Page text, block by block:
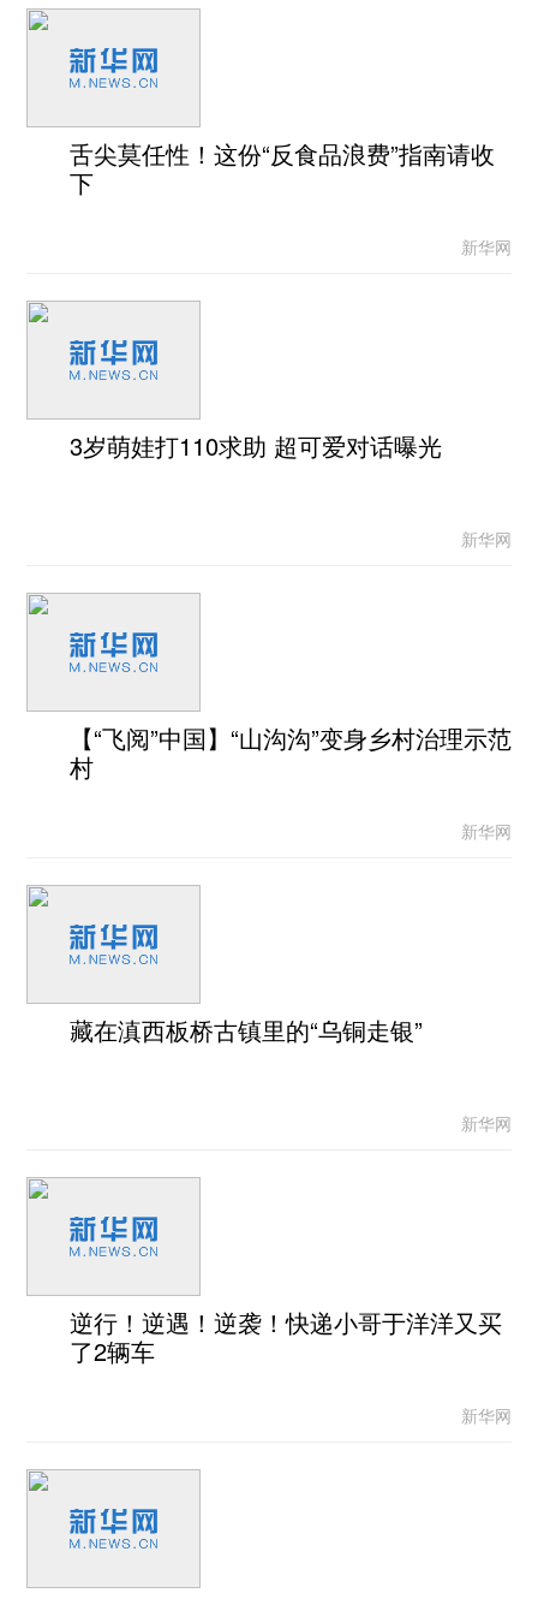
舌尖莫任性！这份“反食品浪费”指南请收
下
新华网
3岁萌娃打110求助 超可爱对话曝光
新华网
【“飞阅”中国】“山沟沟”变身乡村治理示范
村
新华网
藏在滇西板桥古镇里的“乌铜走银”
新华网
逆行！逆遇！逆袭！快递小哥于洋洋又买
了2辆车
新华网